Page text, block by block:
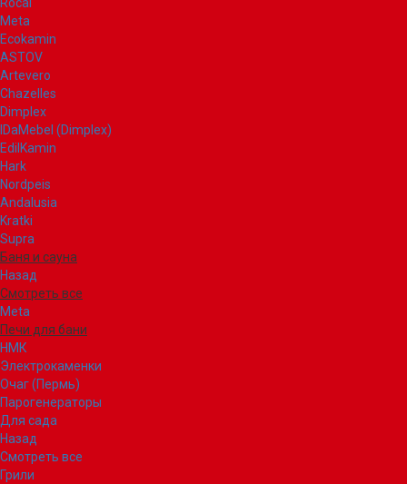
Meta
Ecokamin
ASTOV
Artevero
Chazelles
Dimplex
IDaMebel (Dimplex)
EdilKamin
Hark
Nordpeis
Andalusia
Kratki
Supra
Баня и сауна
Назад
Смотреть все
Meta
Печи для бани
НМК
Электрокаменки
Очаг (Пермь)
Парогенераторы
Для сада
Назад
Смотреть все
Грили